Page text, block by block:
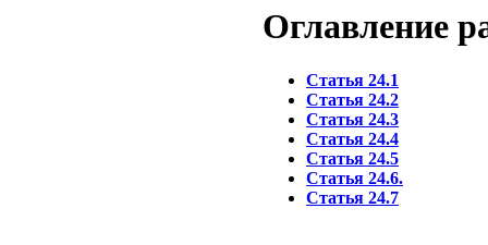
Оглавление
Статья 24.1
Статья 24.2
Статья 24.3
Статья 24.4
Статья 24.5
Статья 24.6.
Статья 24.7